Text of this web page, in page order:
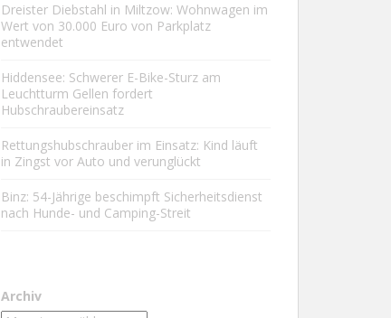
Dreister Diebstahl in Miltzow: Wohnwagen im
Wert von 30.000 Euro von Parkplatz
entwendet
Hiddensee: Schwerer E-Bike-Sturz am
Leuchtturm Gellen fordert
Hubschraubereinsatz
Rettungshubschrauber im Einsatz: Kind läuft
in Zingst vor Auto und verunglückt
Binz: 54-Jährige beschimpft Sicherheitsdienst
nach Hunde- und Camping-Streit
Archiv